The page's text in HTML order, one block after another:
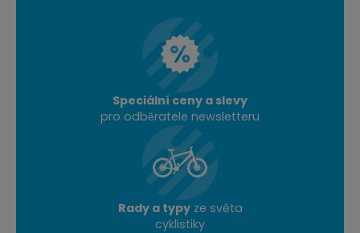
Speciální ceny a slevy
pro odběratele newsletteru
Rady a typyze světa
cyklistiky